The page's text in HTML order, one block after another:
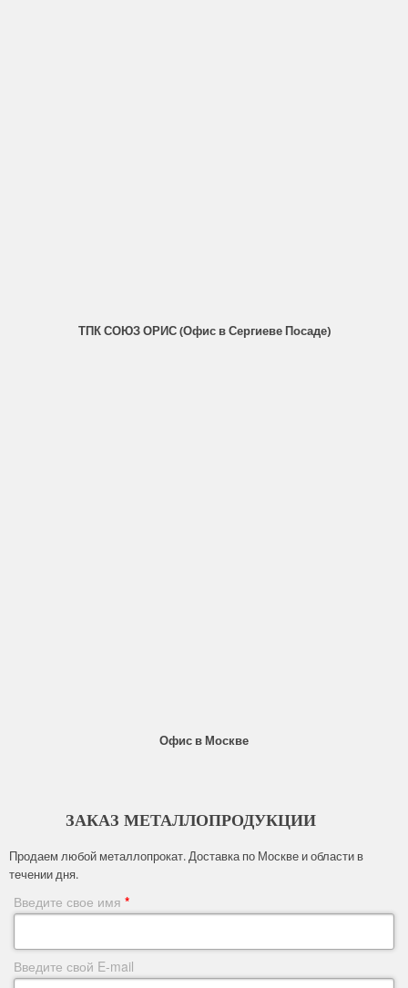
ТПК СОЮЗ ОРИС (Офис в Сергиеве Посаде)
Офис в Москве
ЗАКАЗ МЕТАЛЛОПРОДУКЦИИ
Продаем любой металлопрокат. Доставка по Москве и области в
течении дня.
Введите свое имя *
Введите свой E-mail